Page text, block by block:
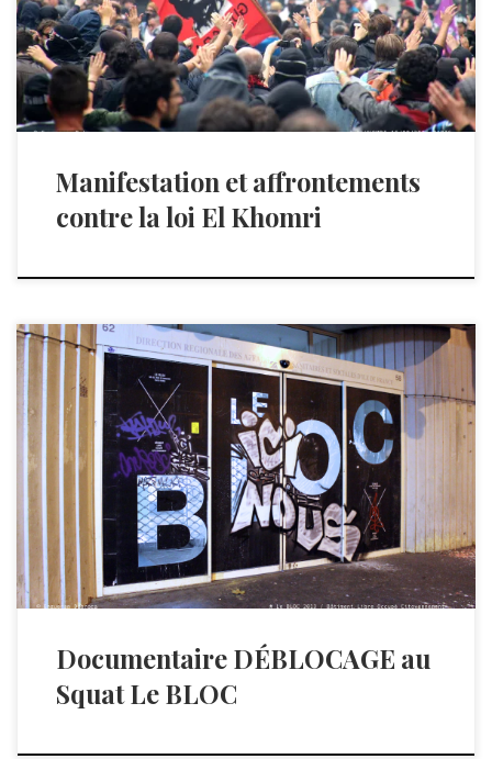
Manifestation et affrontements
contre la loi El Khomri
Habitant sans droits ni titre Se loger gratuitement, exprimer
son […]
Documentaire DÉBLOCAGE au
Squat Le BLOC